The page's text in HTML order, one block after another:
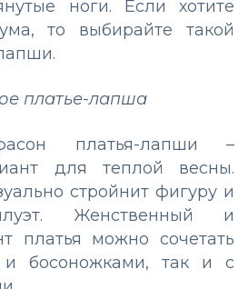
ноги. Если хотите
то выбирайте такой
платье-лапша
платья-лапши –
для теплой весны.
стройнит фигуру и
Женственный и
платья можно сочетать
босоножками, так и с